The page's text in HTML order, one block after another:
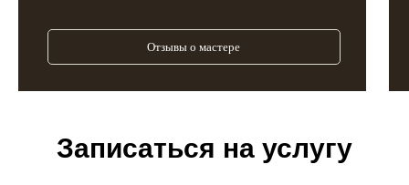
Отзывы о мастере
Записаться на услугу